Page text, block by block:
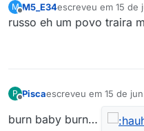
M
Offline
M5_E34escreveu em 15 de
última edição por
russo eh um povo traira
P Piscaescreveu em 15 de
última edição por
burn baby burn…